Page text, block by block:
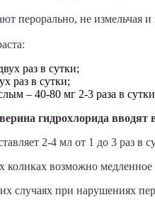
перорально, не измельчая
раз в сутки;
раз в сутки;
– 40-80 мг 2-3 раза в
гидрохлорида
2-4 мл от 1 до 3 раз в
возможно медленное
случаях при нарушениях